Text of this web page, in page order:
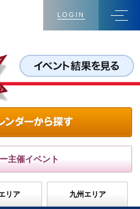
LOGIN
主催イベント
リア 九州エリア